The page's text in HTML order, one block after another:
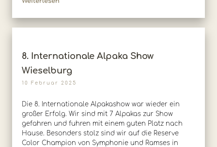
8. Internationale Alpaka Show
Wieselburg
10 Februar 2025
Die 8. Internationale Alpakashow war wieder ein
großer Erfolg. Wir sind mit 7 Alpakas zur Show
gefahren und fuhren mit einem guten Platz nach
Hause. Besonders stolz sind wir auf die Reserve
Color Champion von Symphonie und Ramses in